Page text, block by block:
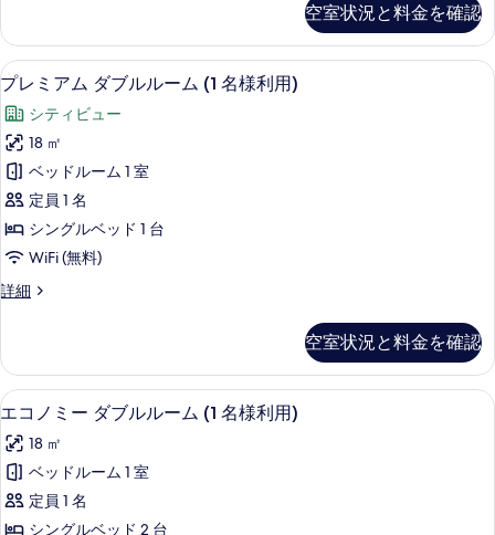
の
写
真
を
表
示
す
る
ム
の
す
べ
て
の
写
真
を
表
る
ム
ダ
ブ
ル
ー
ム
の
詳
細
空室状況と料金を確認
プ
レ
ミ
ア
ム
ダ
ブ
ル
ル
ム
(1
名
様
利
用)
の
羽毛の掛け布団、ミニバー、セーフ
12
プレミアム ダブルルーム (1 名様利用)
シティビュー
18 ㎡
ベッドルーム 1 室
定員 1 名
シングルベッド 1 台
WiFi (無料)
詳細
プ
ム
ダ
ブ
ル
ー
(1
名
空室状況と料金を確認
エ
コ
ノ
ミ
ー
羽毛の掛け布団、ミニバー、セーフ
4
エコノミー ダブルルーム (1 名様利用)
18 ㎡
ベッドルーム 1 室
定員 1 名
シングルベッド 2 台